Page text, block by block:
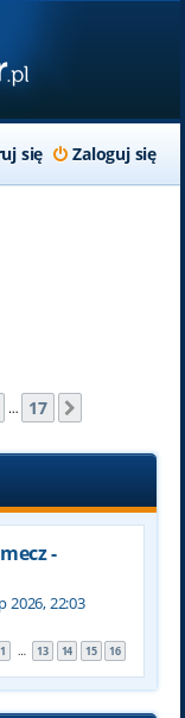
Zaloguj się
się
… 17
-
2026, 22:03
1 … 13 14 15 16